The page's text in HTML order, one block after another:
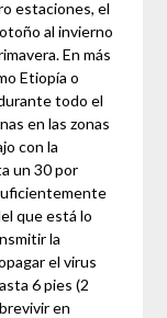
estaciones, el
al invierno
En más
Etiopía o
todo el
en las zonas
con la
un 30 por
que está lo
la
el virus
6 pies (2
en